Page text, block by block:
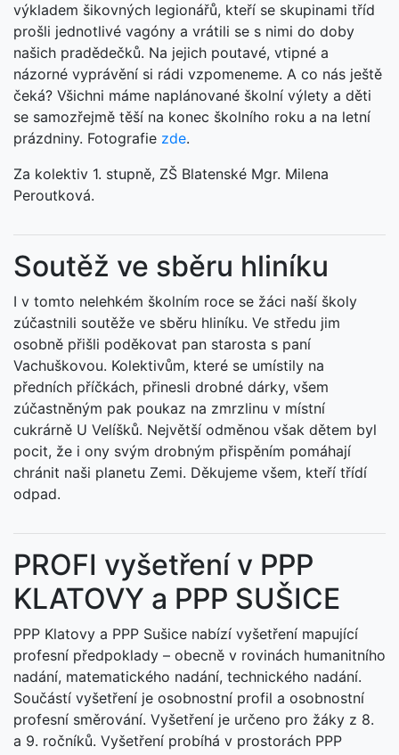
výkladem šikovných legionářů, kteří se skupinami tříd
prošli jednotlivé vagóny a vrátili se s nimi do doby
našich pradědečků. Na jejich poutavé, vtipné a
názorné vyprávění si rádi vzpomeneme. A co nás ještě
čeká? Všichni máme naplánované školní výlety a děti
se samozřejmě těší na konec školního roku a na letní
prázdniny. Fotografie zde.
Za kolektiv 1. stupně, ZŠ Blatenské Mgr. Milena
Peroutková.
Soutěž ve sběru hliníku
I v tomto nelehkém školním roce se žáci naší školy
zúčastnili soutěže ve sběru hliníku. Ve středu jim
osobně přišli poděkovat pan starosta s paní
Vachuškovou. Kolektivům, které se umístily na
předních příčkách, přinesli drobné dárky, všem
zúčastněným pak poukaz na zmrzlinu v místní
cukrárně U Velíšků. Největší odměnou však dětem byl
pocit, že i ony svým drobným přispěním pomáhají
chránit naši planetu Zemi. Děkujeme všem, kteří třídí
odpad.
PROFI vyšetření v PPP
KLATOVY a PPP SUŠICE
PPP Klatovy a PPP Sušice nabízí vyšetření mapující
profesní předpoklady – obecně v rovinách humanitního
nadání, matematického nadání, technického nadání.
Součástí vyšetření je osobnostní profil a osobnostní
profesní směrování. Vyšetření je určeno pro žáky z 8.
a 9. ročníků. Vyšetření probíhá v prostorách PPP